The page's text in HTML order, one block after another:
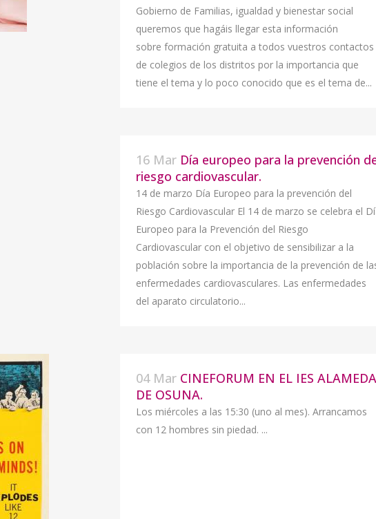
Gobierno de Familias, igualdad y bienestar social
queremos que hagáis llegar esta información
sobre formación gratuita a todos vuestros contactos
de colegios de los distritos por la importancia que
tiene el tema y lo poco conocido que es el tema de...
16 Mar Día europeo para la prevención
riesgo cardiovascular.
14 de marzo Día Europeo para la prevención del
Riesgo Cardiovascular El 14 de marzo se celebra el
Europeo para la Prevención del Riesgo
Cardiovascular con el objetivo de sensibilizar a la
población sobre la importancia de la prevención de
enfermedades cardiovasculares. Las enfermedades
del aparato circulatorio...
04 Mar CINEFORUM EN EL IES ALAMEDA
DE OSUNA.
Los miércoles a las 15:30 (uno al mes). Arrancamos
con 12 hombres sin piedad. ...